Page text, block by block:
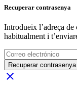
Recuperar contrasenya
Introdueix l’adreça
habitualment i
Recuperar contrasenya
close